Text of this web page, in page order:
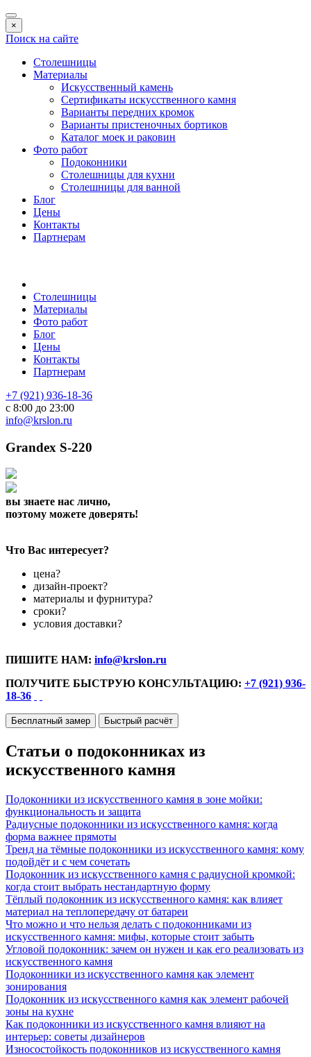
×
Поиск на сайте
Столешницы
Материалы
Искусственный камень
Сертификаты искусственного камня
Варианты передних кромок
Варианты пристеночных бортиков
Каталог моек и раковин
Фото работ
Подоконники
Столешницы для кухни
Столешницы для ванной
Блог
Цены
Контакты
Партнерам
Столешницы
Материалы
Фото работ
Блог
Цены
Контакты
Партнерам
+7 (921) 936-18-36
с 8:00 до 23:00
info@krslon.ru
Grandex S-220
вы знаете нас лично,
поэтому можете доверять!
Что Вас интересует?
цена?
дизайн-проект?
материалы и фурнитура?
сроки?
условия доставки?
ПИШИТЕ НАМ: info@krslon.ru
ПОЛУЧИТЕ БЫСТРУЮ КОНСУЛЬТАЦИЮ: +7 (921) 936-
18-36
Бесплатный замер Быстрый расчёт
Статьи о подоконниках из
искусственного камня
Подоконники из искусственного камня в зоне мойки:
функциональность и защита
Радиусные подоконники из искусственного камня: когда
форма важнее прямоты
Тренд на тёмные подоконники из искусственного камня: кому
подойдёт и с чем сочетать
Подоконник из искусственного камня с радиусной кромкой:
когда стоит выбрать нестандартную форму
Тёплый подоконник из искусственного камня: как влияет
материал на теплопередачу от батареи
Что можно и что нельзя делать с подоконниками из
искусственного камня: мифы, которые стоит забыть
Угловой подоконник: зачем он нужен и как его реализовать из
искусственного камня
Подоконники из искусственного камня как элемент
зонирования
Подоконник из искусственного камня как элемент рабочей
зоны на кухне
Как подоконники из искусственного камня влияют на
интерьер: советы дизайнеров
Износостойкость подоконников из искусственного камня